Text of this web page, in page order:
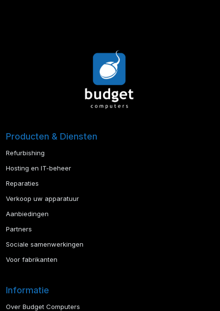
Producten & Diensten
Refurbishing
Hosting en IT-beheer
Reparaties
Verkoop uw apparatuur
Aanbiedingen
Partners
Sociale samenwerkingen
Voor fabrikanten
Informatie
Over Budget Computers